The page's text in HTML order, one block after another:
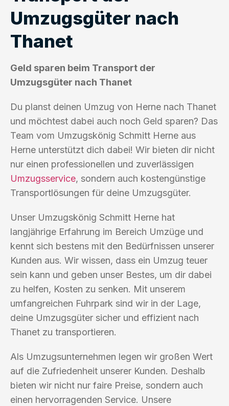
Umzugsgüter nach
Thanet
Geld sparen beim Transport der
Umzugsgüter nach Thanet
Du planst deinen Umzug von Herne nach Thanet
und möchtest dabei auch noch Geld sparen? Das
Team vom Umzugskönig Schmitt Herne aus
Herne unterstützt dich dabei! Wir bieten dir nicht
nur einen professionellen und zuverlässigen
Umzugsservice, sondern auch kostengünstige
Transportlösungen für deine Umzugsgüter.
Unser Umzugskönig Schmitt Herne hat
langjährige Erfahrung im Bereich Umzüge und
kennt sich bestens mit den Bedürfnissen unserer
Kunden aus. Wir wissen, dass ein Umzug teuer
sein kann und geben unser Bestes, um dir dabei
zu helfen, Kosten zu senken. Mit unserem
umfangreichen Fuhrpark sind wir in der Lage,
deine Umzugsgüter sicher und effizient nach
Thanet zu transportieren.
Als Umzugsunternehmen legen wir großen Wert
auf die Zufriedenheit unserer Kunden. Deshalb
bieten wir nicht nur faire Preise, sondern auch
einen hervorragenden Service. Unsere